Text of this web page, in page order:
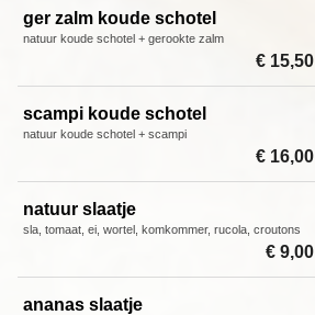
ger zalm koude schotel
natuur koude schotel + gerookte zalm
€ 15,50
scampi koude schotel
natuur koude schotel + scampi
€ 16,00
natuur slaatje
sla, tomaat, ei, wortel, komkommer, rucola, croutons
€ 9,00
ananas slaatje